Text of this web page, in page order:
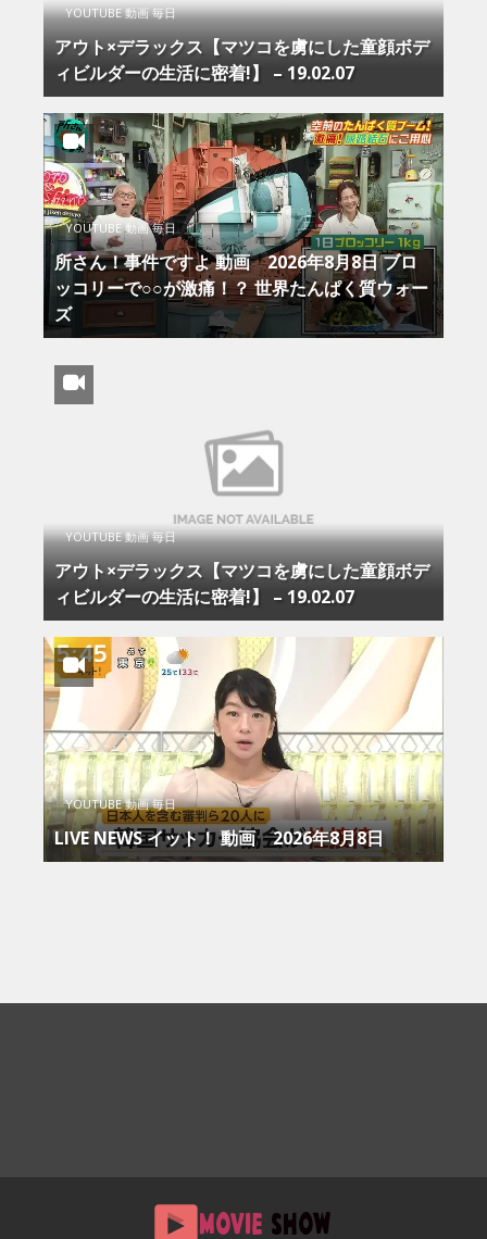
YOUTUBE 動画 毎日
アウト×デラックス【マツコを虜にした童顔ボデ
ィビルダーの生活に密着!】 – 19.02.07
YOUTUBE 動画 毎日
所さん！事件ですよ 動画 2026年8月8日 ブロ
ッコリーで○○が激痛！？ 世界たんぱく質ウォー
ズ
YOUTUBE 動画 毎日
アウト×デラックス【マツコを虜にした童顔ボデ
ィビルダーの生活に密着!】 – 19.02.07
YOUTUBE 動画 毎日
LIVE NEWS イット！ 動画 2026年8月8日